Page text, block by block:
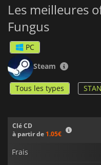
Les meilleures
Fungus
PC
Steam
Tous les types
Clé CD
à partir de 1.05€
Frais